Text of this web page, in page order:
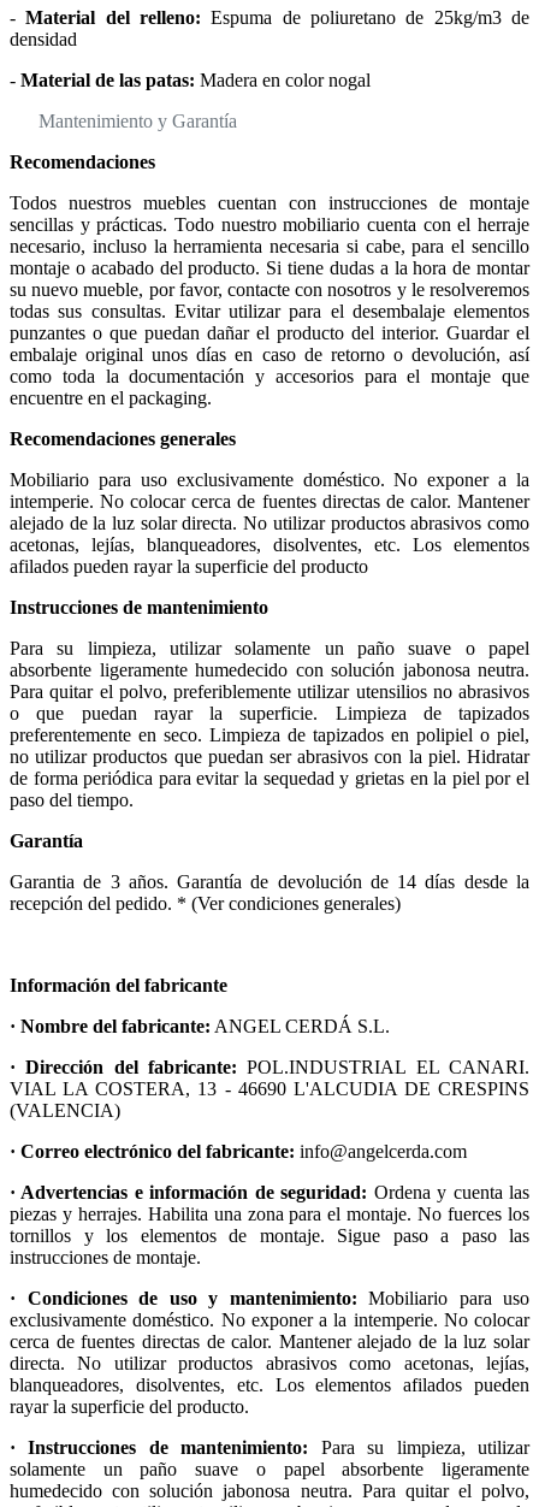
- Material del relleno: Espuma de poliuretano de 25kg/m3 de
densidad
- Material de las patas: Madera en color nogal
Mantenimiento y Garantía
Recomendaciones
Todos nuestros muebles cuentan con instrucciones de montaje
sencillas y prácticas. Todo nuestro mobiliario cuenta con el herraje
necesario, incluso la herramienta necesaria si cabe, para el sencillo
montaje o acabado del producto. Si tiene dudas a la hora de montar
su nuevo mueble, por favor, contacte con nosotros y le resolveremos
todas sus consultas. Evitar utilizar para el desembalaje elementos
punzantes o que puedan dañar el producto del interior. Guardar el
embalaje original unos días en caso de retorno o devolución, así
como toda la documentación y accesorios para el montaje que
encuentre en el packaging.
Recomendaciones generales
Mobiliario para uso exclusivamente doméstico. No exponer a la
intemperie. No colocar cerca de fuentes directas de calor. Mantener
alejado de la luz solar directa. No utilizar productos abrasivos como
acetonas, lejías, blanqueadores, disolventes, etc. Los elementos
afilados pueden rayar la superficie del producto
Instrucciones de mantenimiento
Para su limpieza, utilizar solamente un paño suave o papel
absorbente ligeramente humedecido con solución jabonosa neutra.
Para quitar el polvo, preferiblemente utilizar utensilios no abrasivos
o que puedan rayar la superficie. Limpieza de tapizados
preferentemente en seco. Limpieza de tapizados en polipiel o piel,
no utilizar productos que puedan ser abrasivos con la piel. Hidratar
de forma periódica para evitar la sequedad y grietas en la piel por el
paso del tiempo.
Garantía
Garantia de 3 años. Garantía de devolución de 14 días desde la
recepción del pedido. * (Ver condiciones generales)
Información del fabricante
· Nombre del fabricante: ANGEL CERDÁ S.L.
· Dirección del fabricante: POL.INDUSTRIAL EL CANARI.
VIAL LA COSTERA, 13 - 46690 L'ALCUDIA DE CRESPINS
(VALENCIA)
· Correo electrónico del fabricante: info@angelcerda.com
· Advertencias e información de seguridad: Ordena y cuenta las
piezas y herrajes. Habilita una zona para el montaje. No fuerces los
tornillos y los elementos de montaje. Sigue paso a paso las
instrucciones de montaje.
· Condiciones de uso y mantenimiento: Mobiliario para uso
exclusivamente doméstico. No exponer a la intemperie. No colocar
cerca de fuentes directas de calor. Mantener alejado de la luz solar
directa. No utilizar productos abrasivos como acetonas, lejías,
blanqueadores, disolventes, etc. Los elementos afilados pueden
rayar la superficie del producto.
· Instrucciones de mantenimiento: Para su limpieza, utilizar
solamente un paño suave o papel absorbente ligeramente
humedecido con solución jabonosa neutra. Para quitar el polvo,